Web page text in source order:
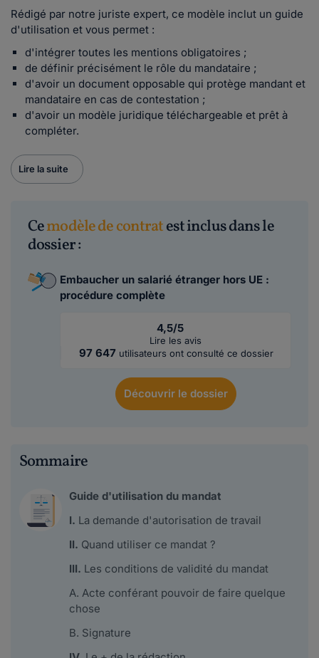
Rédigé par notre juriste expert, ce modèle inclut un guide
d'utilisation et vous permet :
d'intégrer toutes les mentions obligatoires ;
de définir précisément le rôle du mandataire ;
d'avoir un document opposable qui protège mandant et
mandataire en cas de contestation ;
d'avoir un modèle juridique téléchargeable et prêt à
compléter.
Lire la suite
Cemodèle de contratest inclus dans le
dossier :
Embaucher un salarié étranger hors UE :
procédure complète
4,5/5
Lire les avis
97 647 utilisateurs ont consulté ce dossier
Découvrirle dossier
Sommaire
Guide d'utilisation du mandat
I. La demande d'autorisation de travail
II. Quand utiliser ce mandat ?
III. Les conditions de validité du mandat
A. Acte conférant pouvoir de faire quelque
chose
B. Signature